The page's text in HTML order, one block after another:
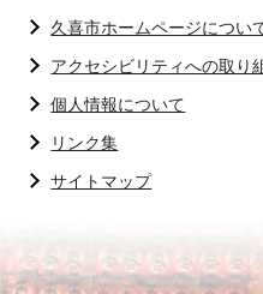
久喜市ホームページについ
アクセシビリティへの取り
個人情報について
リンク集
サイトマップ